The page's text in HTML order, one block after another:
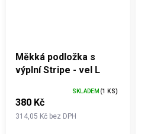
Měkká podložka s
výplní Stripe - vel L
314,05 Kč bez DPH
380 Kč
SKLADEM (1 KS)